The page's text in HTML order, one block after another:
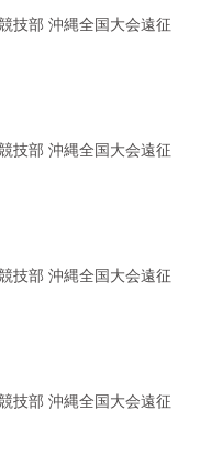
技部 沖縄全国大会遠征
技部 沖縄全国大会遠征
技部 沖縄全国大会遠征
技部 沖縄全国大会遠征